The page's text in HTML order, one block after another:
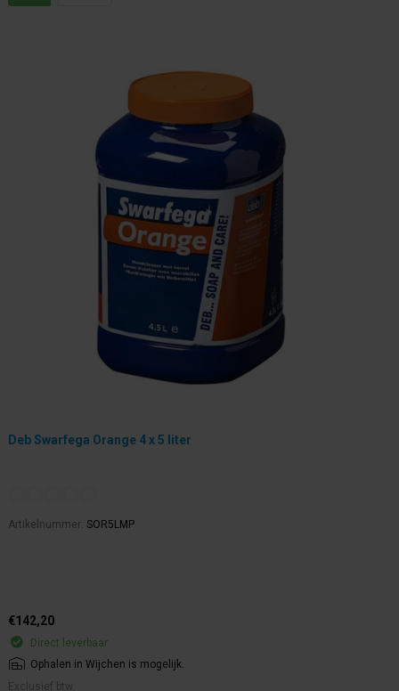
Deb Swarfega Orange 4 x 5 liter
Artikelnummer: SOR5LMP
€142,20
Direct leverbaar
Ophalen in Wijchen is mogelijk.
Exclusief btw.